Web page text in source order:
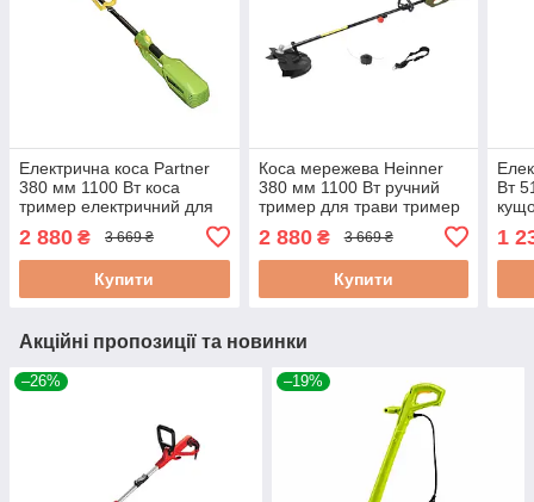
Електрична коса Partner
380 мм 1100 Вт коса
тример електричний для
скошування трави ручна
електрокоса для трави
2 880 ₴ 3 669 ₴
Купити
Коса мережева Heinner
380 мм 1100 Вт ручний
тример для трави тример
скошування трави
2 880₴ 3 669 ₴
Купити
Вт
1
Акційні пропозиції та новинки
–26% –19%